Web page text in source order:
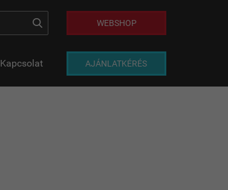
WEBSHOP
AJÁNLATKÉRÉS
Kapcsolat